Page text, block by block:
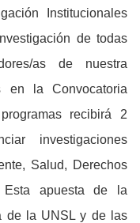
Institucionales
de todas
as de nuestra
en la Convocatoria
recibirá 2
investigaciones
Salud, Derechos
Esta apuesta de la
de la UNSL y de las